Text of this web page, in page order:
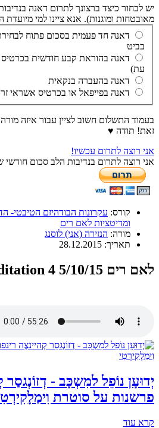
יש לבחור כיצד ברצונך לתרום דאנה
מאובטחות ומוגנות). אנא ציינו למי מיועדת
דאנה חד פעמית בסכום פתוח
בביט
דאנה בהוראת קבע חודשית
עת)
דאנה בהעברה בנקאית
דאנה בפייפאל או בכרטיס אשראי זר
בעמוד התשלום חשוב לציין עבור איזה
זאת! תודה ♥
אני רוצה לתרום עכשיו!
אני רוצה לתרום בנדיבות הלב סכום חודשי
קורס: עקרונות הבודהיזם הטיבטי-
ומדיטציות לאם רים
מורה: הנזירה (אני) לוסנג
תאריך:
לאם רים 5/10/15 4 tonglen_meditation
יְדוּעָן נוֹפֵל למִשְכָּב - דְזוֹנְגסַר
פרשנות על סוטרת
קרא עוד